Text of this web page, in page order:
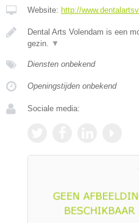
Website: http://
Dental Arts Volendam is een
gezin. ▼
Diensten onbekend
Openingstijden onbekend
Sociale media: